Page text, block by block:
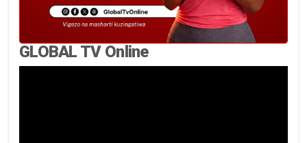
GLOBAL TV Online